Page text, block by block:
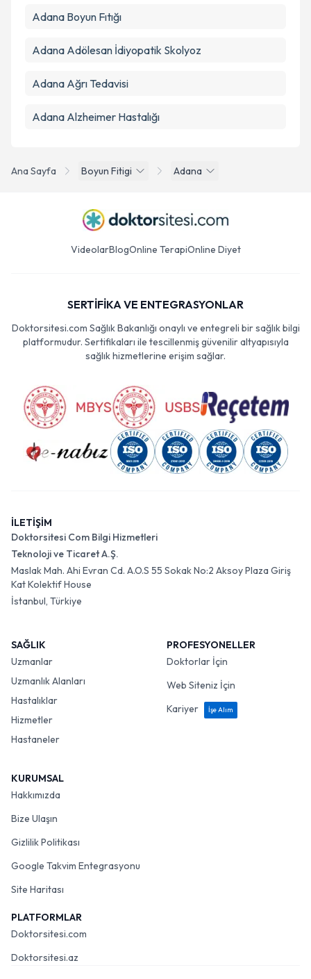
Ana Sayfa Boyun Fitigi Adana
Adana Boyun Fıtığı
Adana Adölesan İdiyopatik Skolyoz
Adana Ağrı Tedavisi
Adana Alzheimer Hastalığı
VideolarBlogOnline TerapiOnline Diyet
SERTİFİKA VE ENTEGRASYONLAR
Doktorsitesi.com Sağlık Bakanlığı onaylı ve entegreli bir sağlık bilgi
platformudur. Sertifikaları ile tescillenmiş güvenilir altyapısıyla
sağlık hizmetlerine erişim sağlar.
İLETİŞİM
Doktorsitesi Com Bilgi Hizmetleri
Teknoloji ve Ticaret A.Ş.
Maslak Mah. Ahi Evran Cd. A.O.S 55 Sokak No:2 Aksoy Plaza Giriş
Kat Kolektif House
İstanbul, Türkiye
SAĞLIK
Uzmanlar
Uzmanlık Alanları
Hastalıklar
Hizmetler
Hastaneler
PROFESYONELLER
Doktorlar İçin
Web Siteniz İçin
Kariyer
İşe Alım
KURUMSAL
Hakkımızda
Bize Ulaşın
Gizlilik Politikası
Google Takvim Entegrasyonu
Site Haritası
PLATFORMLAR
Doktorsitesi.com
Doktorsitesi.az